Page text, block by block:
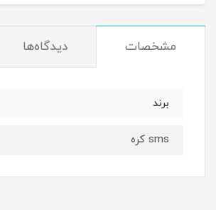
مشخصات دیدگاه‌ها
برند
sms کره